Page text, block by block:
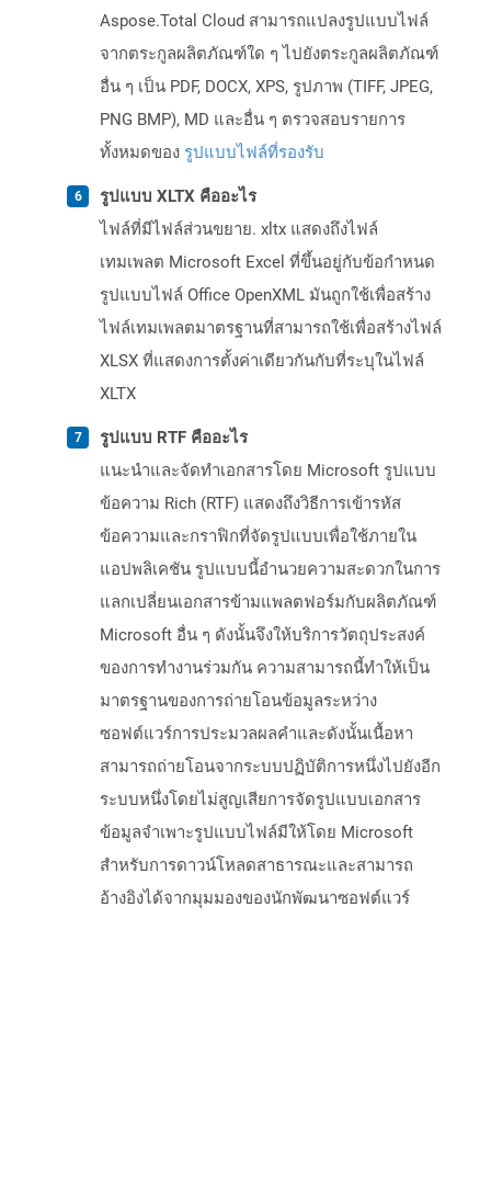
Aspose.Total Cloud สามารถแปลงรูปแบบไฟล์
จากตระกูลผลิตภัณฑ์ใด ๆ ไปยังตระกูลผลิตภัณฑ์
อื่น ๆ เป็น PDF, DOCX, XPS, รูปภาพ (TIFF, JPEG,
PNG BMP), MD และอื่น ๆ ตรวจสอบรายการ
ทั้งหมดของ รูปแบบไฟล์ที่รองรับ
รูปแบบ XLTX คืออะไร
ไฟล์ที่มีไฟล์ส่วนขยาย. xltx แสดงถึงไฟล์
เทมเพลต Microsoft Excel ที่ขึ้นอยู่กับข้อกำหนด
รูปแบบไฟล์ Office OpenXML มันถูกใช้เพื่อสร้าง
ไฟล์เทมเพลตมาตรฐานที่สามารถใช้เพื่อสร้างไฟล์
XLSX ที่แสดงการตั้งค่าเดียวกันกับที่ระบุในไฟล์
XLTX
รูปแบบ RTF คืออะไร
แนะนำและจัดทำเอกสารโดย Microsoft รูปแบบ
ข้อความ Rich (RTF) แสดงถึงวิธีการเข้ารหัส
ข้อความและกราฟิกที่จัดรูปแบบเพื่อใช้ภายใน
แอปพลิเคชัน รูปแบบนี้อำนวยความสะดวกในการ
แลกเปลี่ยนเอกสารข้ามแพลตฟอร์มกับผลิตภัณฑ์
Microsoft อื่น ๆ ดังนั้นจึงให้บริการวัตถุประสงค์
ของการทำงานร่วมกัน ความสามารถนี้ทำให้เป็น
มาตรฐานของการถ่ายโอนข้อมูลระหว่าง
ซอฟต์แวร์การประมวลผลคำและดังนั้นเนื้อหา
สามารถถ่ายโอนจากระบบปฏิบัติการหนึ่งไปยังอีก
ระบบหนึ่งโดยไม่สูญเสียการจัดรูปแบบเอกสาร
ข้อมูลจำเพาะรูปแบบไฟล์มีให้โดย Microsoft
สำหรับการดาวน์โหลดสาธารณะและสามารถ
อ้างอิงได้จากมุมมองของนักพัฒนาซอฟต์แวร์